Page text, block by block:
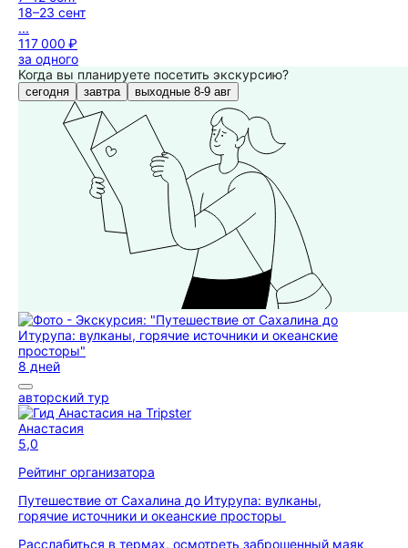
18–23 сент
...
117 000 ₽
за одного
Когда вы планируете посетить экскурсию?
сегодня завтра выходные 8-9 авг
8 дней
авторский тур
Анастасия
5,0
Рейтинг организатора
Путешествие от Сахалина до Итурупа: вулканы,
горячие источники и океанские просторы
Расслабиться в термах, осмотреть заброшенный маяк